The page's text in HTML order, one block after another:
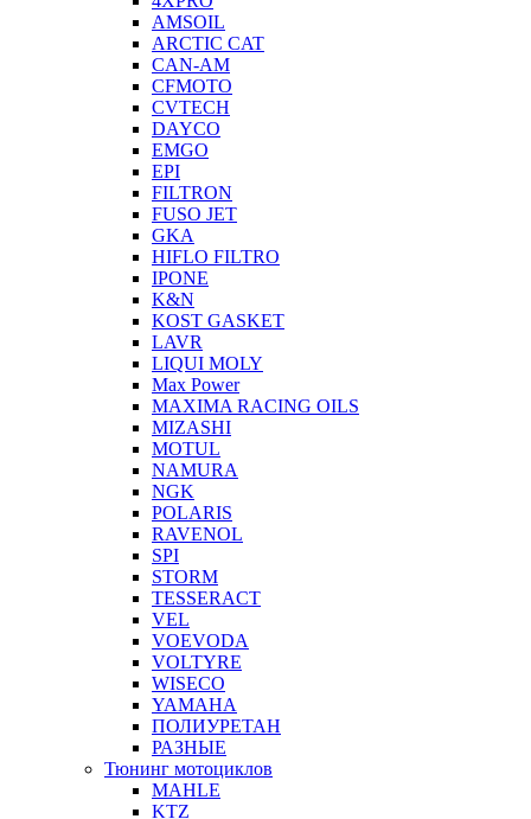
AMSOIL
ARCTIC CAT
CAN-AM
CFMOTO
CVTECH
DAYCO
EMGO
EPI
FILTRON
FUSO JET
GKA
HIFLO FILTRO
IPONE
K&N
KOST GASKET
LAVR
LIQUI MOLY
Max Power
MAXIMA RACING OILS
MIZASHI
MOTUL
NAMURA
NGK
POLARIS
RAVENOL
SPI
STORM
TESSERACT
VEL
VOEVODA
VOLTYRE
WISECO
YAMAHA
ПОЛИУРЕТАН
РАЗНЫЕ
Тюнинг мотоциклов
MAHLE
KTZ